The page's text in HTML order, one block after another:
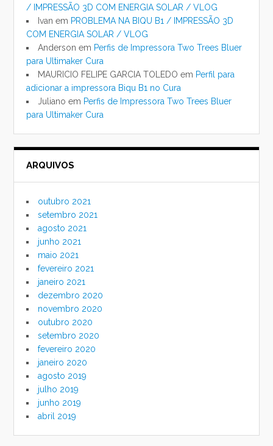
/ IMPRESSÃO 3D COM ENERGIA SOLAR / VLOG
Ivan em PROBLEMA NA BIQU B1 / IMPRESSÃO 3D
COM ENERGIA SOLAR / VLOG
Anderson em Perfis de Impressora Two Trees Bluer
para Ultimaker Cura
MAURICIO FELIPE GARCIA TOLEDO em Perfil para
adicionar a impressora Biqu B1 no Cura
Juliano em Perfis de Impressora Two Trees Bluer
para Ultimaker Cura
ARQUIVOS
outubro 2021
setembro 2021
agosto 2021
junho 2021
maio 2021
fevereiro 2021
janeiro 2021
dezembro 2020
novembro 2020
outubro 2020
setembro 2020
fevereiro 2020
janeiro 2020
agosto 2019
julho 2019
junho 2019
abril 2019